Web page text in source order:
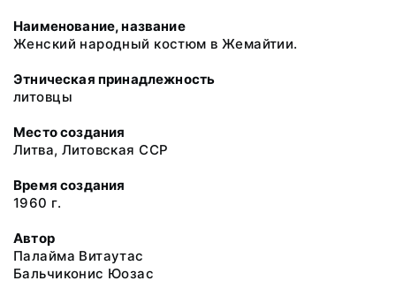
Наименование, название
Женский народный костюм в Жемайтии.
Этническая принадлежность
литовцы
Место создания
Литва, Литовская ССР
Время создания
1960 г.
Автор
Палайма Витаутас
Бальчиконис Юозас